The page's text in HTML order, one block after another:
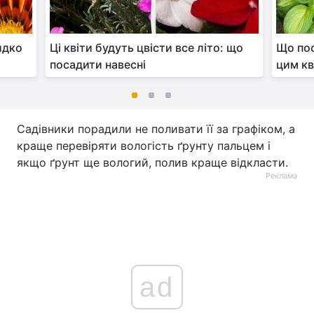
Ці квіти будуть цвісти все літо: що
посадити навесні
Що
цим
Садівники порадили не поливати її за графіком, а
краще перевіряти вологість ґрунту пальцем і
якщо ґрунт ще вологий, полив краще відкласти.
Реклама
ad